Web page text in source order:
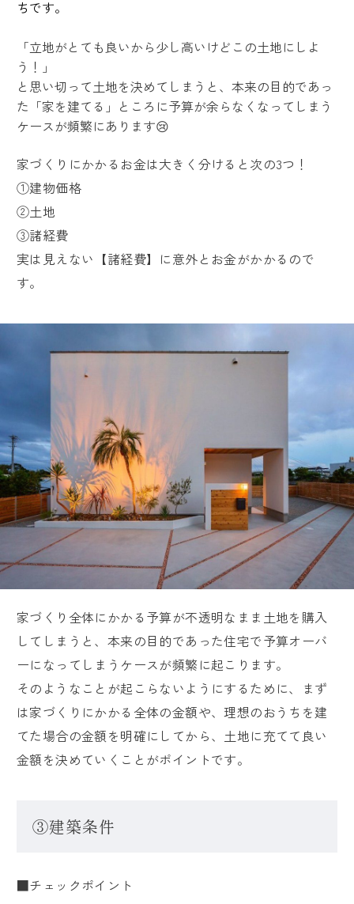
ちです。
「立地がとても良いから少し高いけどこの土地にしよ
う！」
と思い切って土地を決めてしまうと、本来の目的であっ
た「家を建てる」ところに予算が余らなくなってしまう
ケースが頻繁にあります😢
家づくりにかかるお金は大きく分けると次の3つ！
①建物価格
②土地
③諸経費
実は見えない【諸経費】に意外とお金がかかるので
す。
家づくり全体にかかる予算が不透明なまま土地を購入
してしまうと、本来の目的であった住宅で予算オーバ
ーになってしまうケースが頻繁に起こります。
そのようなことが起こらないようにするために、まず
は家づくりにかかる全体の金額や、理想のおうちを建
てた場合の金額を明確にしてから、土地に充てて良い
金額を決めていくことがポイントです。
③建築条件
■チェックポイント